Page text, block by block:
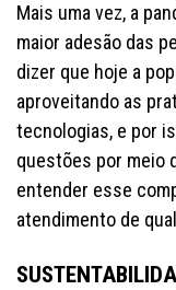
Mais uma vez, a
maior adesão das
dizer que hoje a
aproveitando as
tecnologias, e por
questões por meio
entender esse
atendimento de